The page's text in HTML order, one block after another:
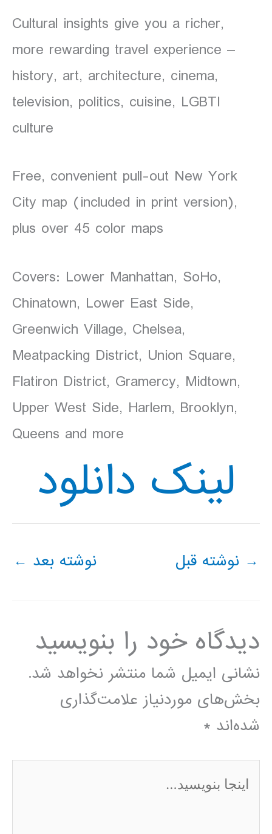
Cultural insights give you a richer,
more rewarding travel experience –
history, art, architecture, cinema,
television, politics, cuisine, LGBTI
culture
Free, convenient pull-out New York
City map (included in print version),
plus over 45 color maps
Covers: Lower Manhattan, SoHo,
Chinatown, Lower East Side,
Greenwich Village, Chelsea,
Meatpacking District, Union Square,
Flatiron District, Gramercy, Midtown,
Upper West Side, Harlem, Brooklyn,
Queens and more
لینک دانلود
→ نوشته قبل نوشته بعد ←
دیدگاه‌ خود را بنویسید
نشانی ایمیل شما منتشر نخواهد شد.
بخش‌های موردنیاز علامت‌گذاری
شده‌اند *
اینجا
بنویسید…